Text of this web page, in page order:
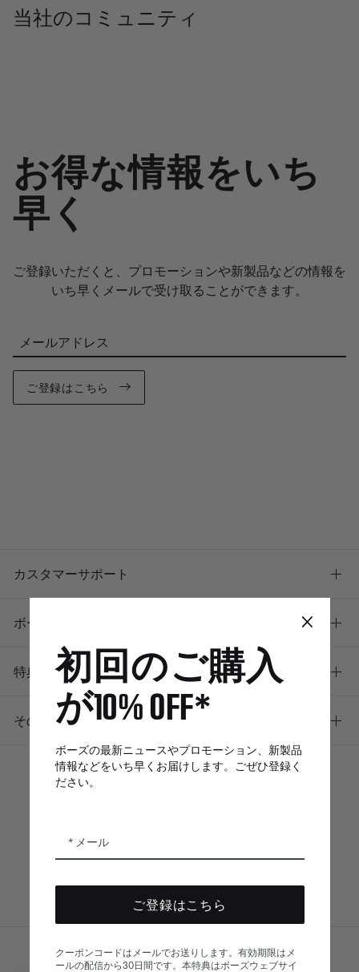
当社のコミュニティ
お得な情報をいち
早く
ご登録いただくと、プロモーションや新製品などの情報を
いち早くメールで受け取ることができます。
メールアドレス
ご登録はこちら
カスタマーサポート
ボーズについて
特典
その他のリンク
© Bose Corporation 2026 サイトマップ
×
初回のご購入
が10% OFF*
ボーズの最新ニュースやプロモーション、新製品
情報などをいち早くお届けします。ごぜひ登録く
ださい。
メール
ご登録はこちら
クーポンコードはメールでお送りします。有効期限はメ
ールの配信から30日間です。本特典はボーズウェブサイ